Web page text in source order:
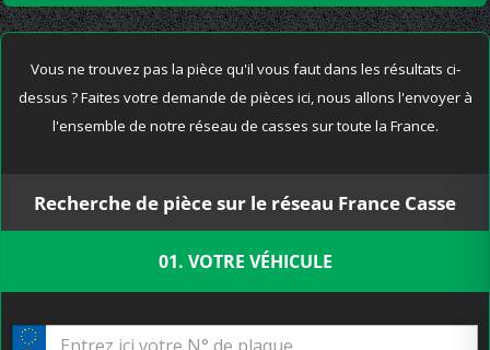
Vous ne trouvez pas la pièce qu'il vous faut dans les résultats ci-
dessus ? Faites votre demande de pièces ici, nous allons l'envoyer à
l'ensemble de notre réseau de casses sur toute la France.
Recherche de pièce sur le réseau France Casse
01. VOTRE VÉHICULE